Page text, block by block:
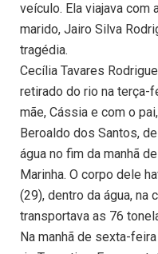
veículo. Ela viajava com
marido, Jairo Silva
tragédia.
Cecília Tavares
retirado do rio na terça-
mãe, Cássia e com o
Beroaldo dos Santos,
água no fim da manhã
Marinha. O corpo dele
(29), dentro da água, na
transportava as 76
Na manhã de sexta-